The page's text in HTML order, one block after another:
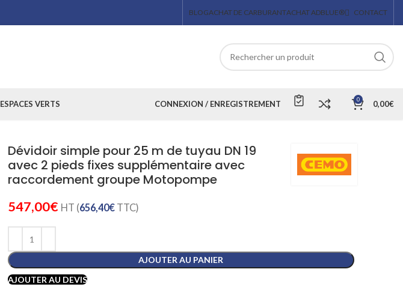
BLOGACHAT DE CARBURANTACHAT ADBLUE® CONTACT
ESPACES VERTS CONNEXION / ENREGISTREMENT 0 0,00€
Dévidoir simple pour 25 m de tuyau DN 19
avec 2 pieds fixes supplémentaire avec
raccordement groupe Motopompe
547,00€ HT (656,40€TTC)
AJOUTER AU PANIER
AJOUTER AU DEVIS